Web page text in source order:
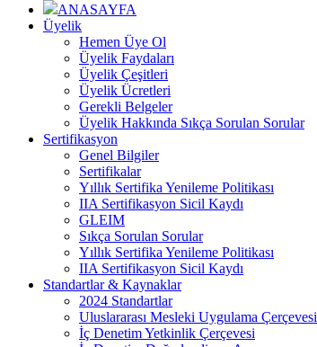
ANASAYFA
Üyelik
Hemen Üye Ol
Üyelik Faydaları
Üyelik Çeşitleri
Üyelik Ücretleri
Gerekli Belgeler
Üyelik Hakkında Sıkça Sorulan Sorular
Sertifikasyon
Genel Bilgiler
Sertifikalar
Yıllık Sertifika Yenileme Politikası
IIA Sertifikasyon Sicil Kaydı
GLEIM
Sıkça Sorulan Sorular
Yıllık Sertifika Yenileme Politikası
IIA Sertifikasyon Sicil Kaydı
Standartlar & Kaynaklar
2024 Standartlar
Uluslararası Mesleki Uygulama Çerçevesi
İç Denetim Yetkinlik Çerçevesi